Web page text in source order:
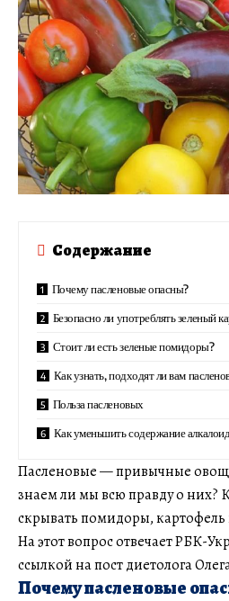
Содержание
Почему пасленовые опасны?
Безопасно ли употреблять зеленый
Стоит ли есть зеленые помидоры?
Как узнать, подходят ли вам
Польза пасленовых
Как уменьшить содержание
Пасленовые — привычные
знаем ли мы всю правду о них?
скрывать помидоры,
На этот вопрос отвечает РБК-
ссылкой на пост диетолога
Почему пасленовые